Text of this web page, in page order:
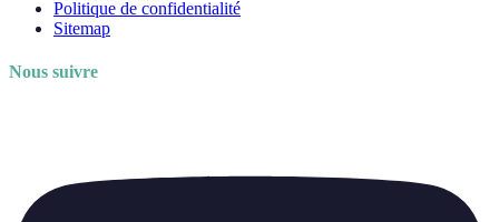
Politique de confidentialité
Sitemap
Nous suivre